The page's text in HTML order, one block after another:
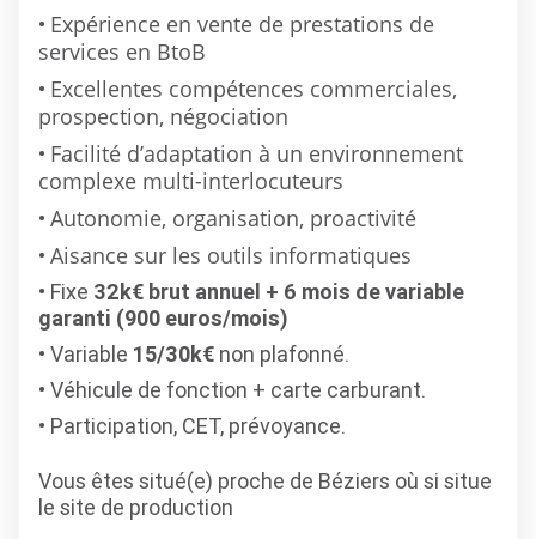
Expérience en vente de prestations de
services en BtoB
Excellentes compétences commerciales,
prospection, négociation
Facilité d’adaptation à un environnement
complexe multi-interlocuteurs
Autonomie, organisation, proactivité
Aisance sur les outils informatiques
Fixe 32k€ brut annuel + 6 mois de variable
garanti (900 euros/mois)
Variable 15/30k€ non plafonné.
Véhicule de fonction + carte carburant.
Participation, CET, prévoyance.
Vous êtes situé(e) proche de Béziers où si situe
le site de production